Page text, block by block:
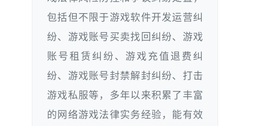
包括但不限于游戏软件开发运营纠
纷、游戏账号买卖找回纠纷、游戏
账号租赁纠纷、游戏充值退费纠
纷、游戏账号封禁解封纠纷、打击
游戏私服等，多年以来积累了丰富
的网络游戏法律实务经验，能有效